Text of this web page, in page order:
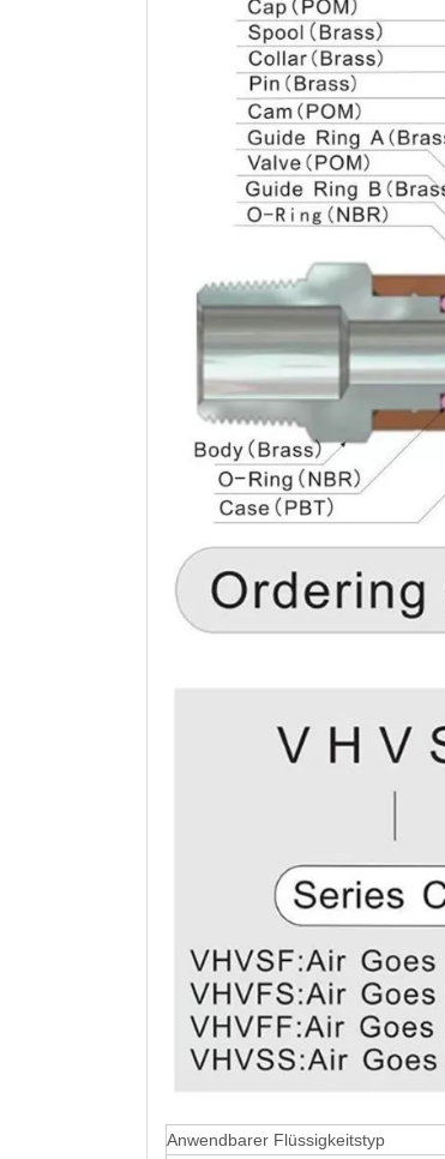
Anwendbarer Flüssigkeitstyp